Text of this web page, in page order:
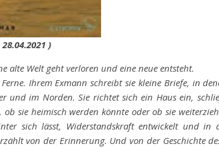
)
alte Welt geht verloren und eine neue entsteht.
Ihrem Exmann schreibt sie kleine Briefe, in
und im Norden. Sie richtet sich ein Haus ein,
sie heimisch werden könnte oder ob sie
sich lässt, Widerstandskraft entwickelt und in
von der Erinnerung. Und von der Geschichte